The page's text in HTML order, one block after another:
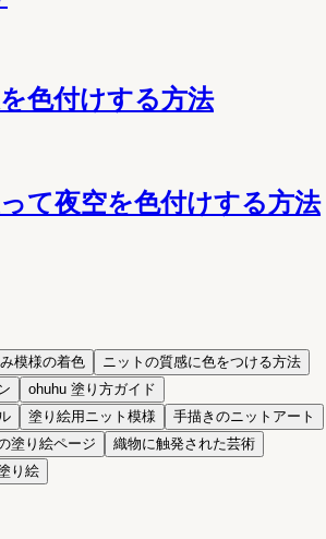
色付けする方法
て夜空を色付けする方法
模様の着色
ニットの質感に色をつける方法
ohuhu 塗り方ガイド
塗り絵用ニット模様
手描きのニットアート
塗り絵ページ
織物に触発された芸術
り絵